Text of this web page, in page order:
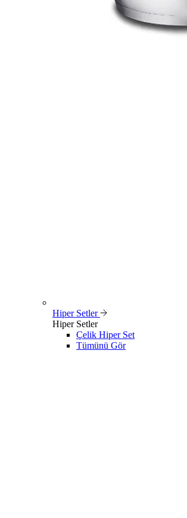
Hiper Setler
Hiper Setler
Çelik Hiper Set
Tümünü Gör